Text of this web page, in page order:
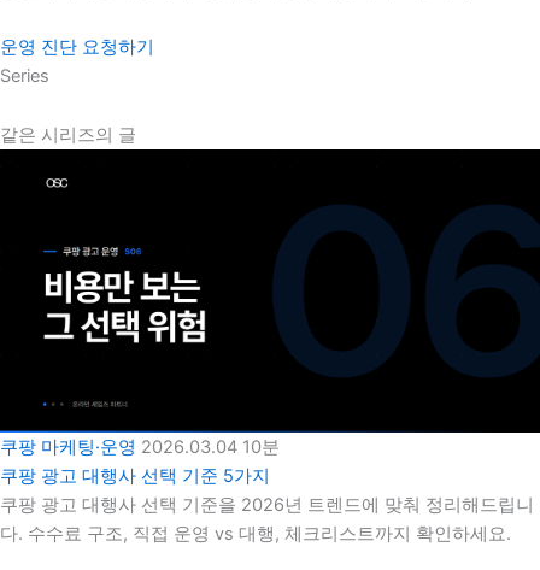
운영 진단 요청하기
Series
같은 시리즈의 글
쿠팡 마케팅·운영 2026.03.04 10분
쿠팡 광고 대행사 선택 기준 5가지
쿠팡 광고 대행사 선택 기준을 2026년 트렌드에 맞춰 정리해드립니
다. 수수료 구조, 직접 운영 vs 대행, 체크리스트까지 확인하세요.